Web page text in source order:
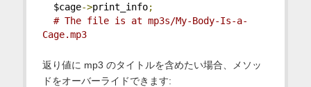
$cage->print_info;
# The file is at mp3s/My-Body-Is-a-
Cage.mp3
返り値に mp3 のタイトルを含めたい場合、メソッ
ドをオーバーライドできます: